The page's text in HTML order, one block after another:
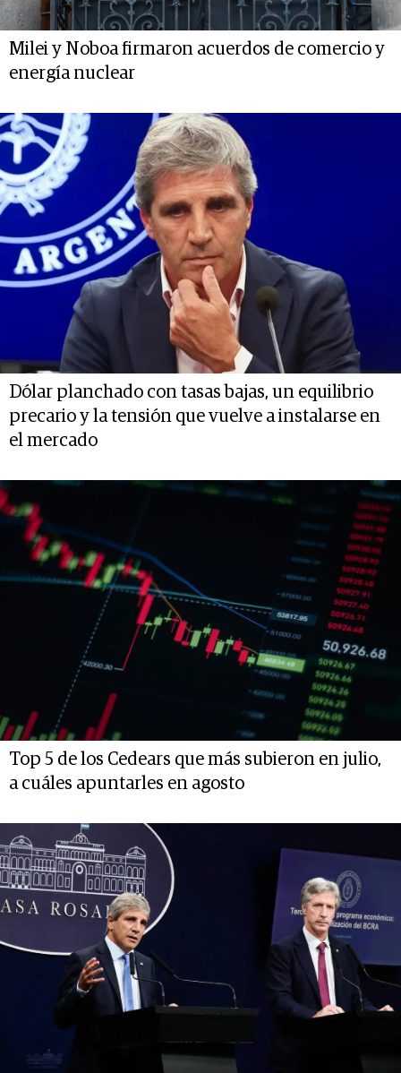
Milei y Noboa firmaron acuerdos de comercio y
energía nuclear
Dólar planchado con tasas bajas, un equilibrio
precario y la tensión que vuelve a instalarse en
el mercado
Top 5 de los Cedears que más subieron en julio,
a cuáles apuntarles en agosto